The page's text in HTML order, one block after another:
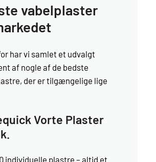
vabelplaster
har vi samlet et udvalgt
af nogle af de bedste
der er tilgængelige lige
Vorte Plaster
individuelle plastre – altid et